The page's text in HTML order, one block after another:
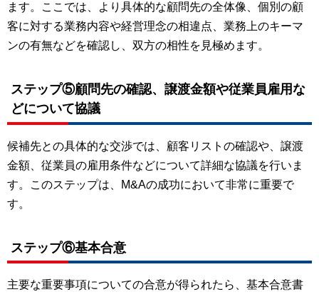
ます。ここでは、より具体的な顧問先の全体像、個別の顧
客に対する業務内容や経営理念の相違点、業務上のキーマ
ンの有無などを確認し、双方の相性を見極めます。
ステップ⑤顧問先の確認、譲渡金額や従業員雇用な
どについて協議
候補先との具体的な交渉では、顧客リストの確認や、譲渡
金額、従業員の雇用条件などについて詳細な協議を行いま
す。このステップは、M&Aの成功において非常に重要で
す。
ステップ⑥基本合意
主要な重要事項についての合意が得られたら、基本合意書